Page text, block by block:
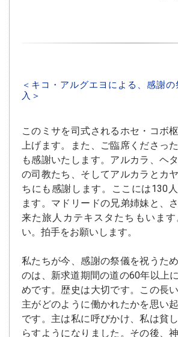
＜キコ・アルグエヨによる、感謝
入＞
このミサを司式されるホセ・コボ
上げます。また、ご臨席くださっ
も感謝いたします。アルカラ、ヘ
の司教たち、そしてアルカラとカ
ちにも感謝します。ここには130
ます。マドリードの兄弟姉妹と、
来た旅人カテキスタたちもいま
い。拍手をお願いします。
私たちが今、感謝の祭儀を祝うた
のは、新求道期間の道の60年以上
めです。歴史は大切です。この長
主がどのように働かれたかを思い
です。主は私に呼びかけ、私は貧
らすようになりました。その後、